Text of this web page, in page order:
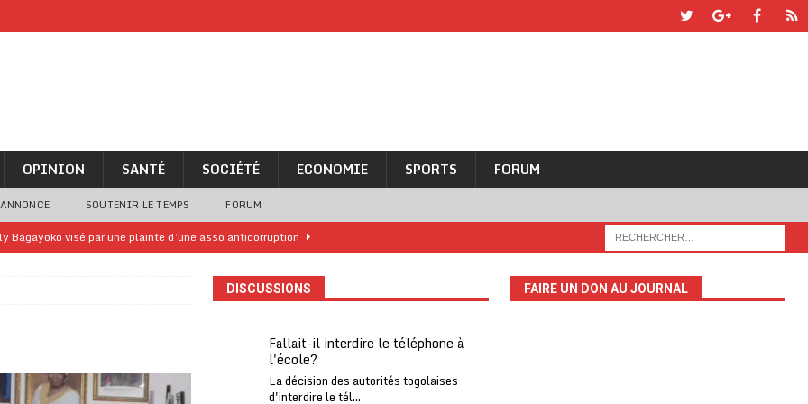
OPINION SANTÉ SOCIÉTÉ ECONOMIE SPORTS FORUM
SOUTENIR LE TEMPS FORUM
Bagayoko visé par une plainte d’une asso anticorruption
impliquant des Chinois démantelé
A LA UNE
analyse « simpliste et surprenante » de Bola Tinubu
le financement de l’école publique
DISCUSSIONS
Fallait-il interdire le téléphone à
l'école?
La décision des autorités togolaises
d'interdire le tél...
FAIRE UN DON AU JOURNAL